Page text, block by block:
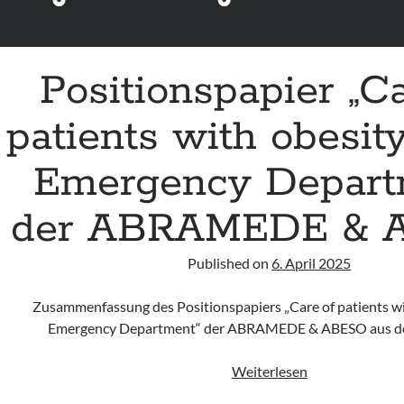
Positionspapier
patients with
Emergency
der ABRAMEDE &
Published on6. April 2025
Zusammenfassung des Positionspapiers „Care of patients
Emergency Department“ der ABRAMEDE & ABESO aus
WeiterlesenPositionspapier